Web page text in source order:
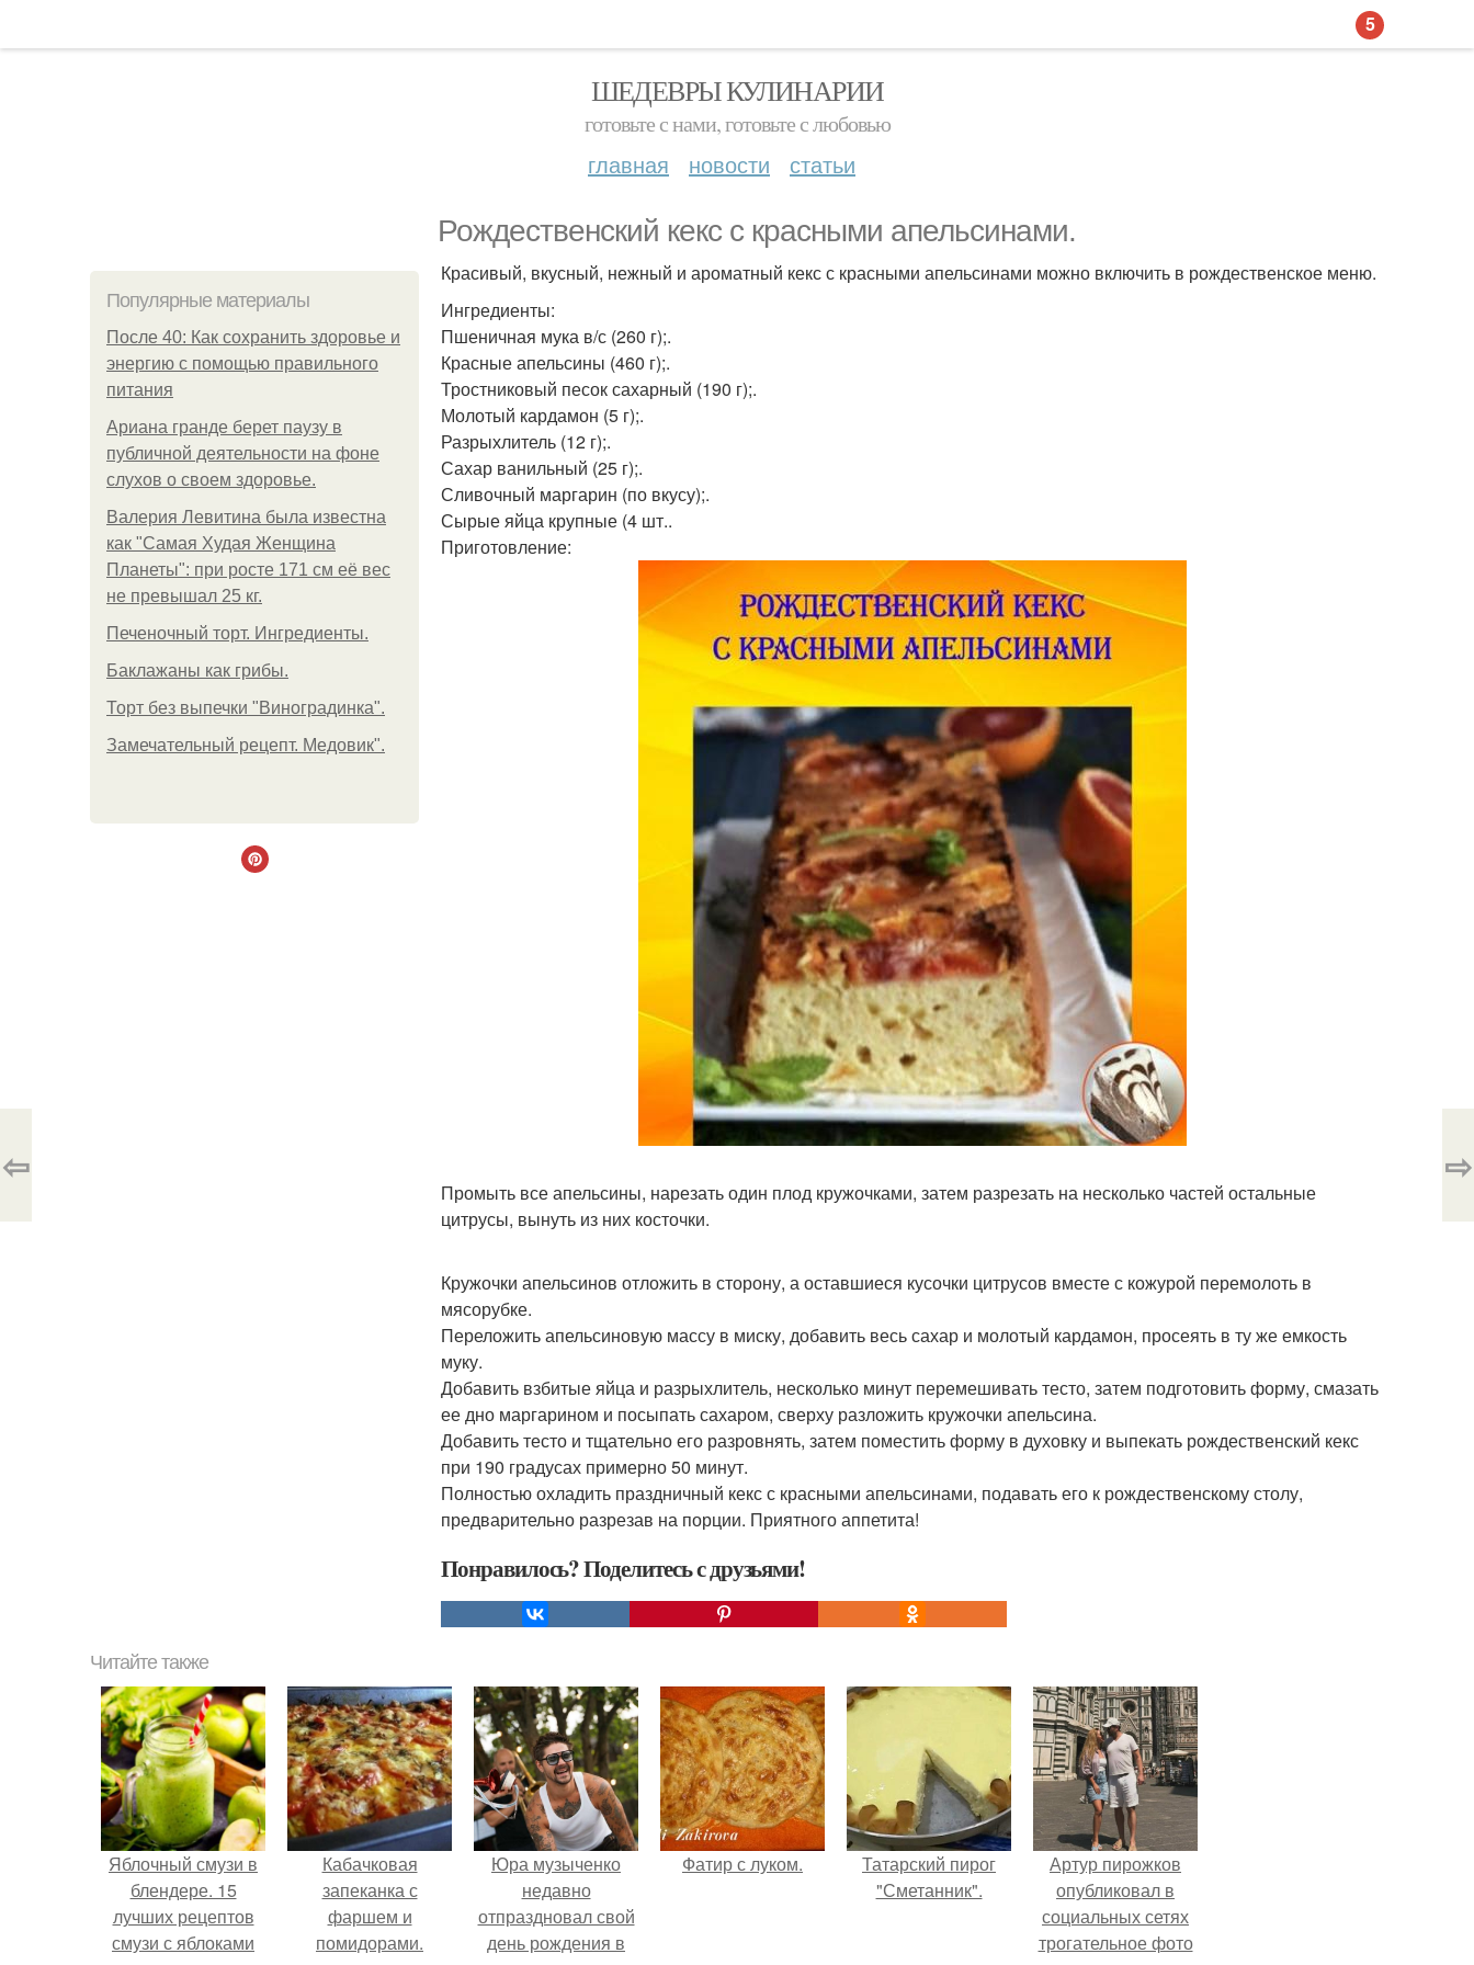
ШЕДЕВРЫ КУЛИНАРИИ
готовьте с нами, готовьте с любовью
главная новости статьи
Рождественский кекс с красными апельсинами.
Популярные материалы
После 40: Как сохранить здоровье и
энергию с помощью правильного
питания
Ариана гранде берет паузу в
публичной деятельности на фоне
слухов о своем здоровье.
Валерия Левитина была известна
как "Самая Худая Женщина
Планеты": при росте 171 см её вес
не превышал 25 кг.
Печеночный торт. Ингредиенты.
Баклажаны как грибы.
Торт без выпечки "Виноградинка".
Замечательный рецепт. Медовик".
Красивый, вкусный, нежный и ароматный кекс с красными апельсинами можно включить в рождественское меню.
Ингредиенты:
Пшеничная мука в/с (260 г);.
Красные апельсины (460 г);.
Тростниковый песок сахарный (190 г);.
Молотый кардамон (5 г);.
Разрыхлитель (12 г);.
Сахар ванильный (25 г);.
Сливочный маргарин (по вкусу);.
Сырые яйца крупные (4 шт..
Приготовление:
Промыть все апельсины, нарезать один плод кружочками, затем разрезать на несколько частей остальные
цитрусы, вынуть из них косточки.
Кружочки апельсинов отложить в сторону, а оставшиеся кусочки цитрусов вместе с кожурой перемолоть в
мясорубке.
Переложить апельсиновую массу в миску, добавить весь сахар и молотый кардамон, просеять в ту же емкость
муку.
Добавить взбитые яйца и разрыхлитель, несколько минут перемешивать тесто, затем подготовить форму, смазать
ее дно маргарином и посыпать сахаром, сверху разложить кружочки апельсина.
Добавить тесто и тщательно его разровнять, затем поместить форму в духовку и выпекать рождественский кекс
при 190 градусах примерно 50 минут.
Полностью охладить праздничный кекс с красными апельсинами, подавать его к рождественскому столу,
предварительно разрезав на порции. Приятного аппетита!
Понравилось? Поделитесь с друзьями!
⇦ ⇨
Читайте также
Яблочный смузи в
блендере. 15
лучших рецептов
смузи с яблоками
Кабачковая
запеканка с
фаршем и
помидорами.
Юра музыченко
недавно
отпраздновал свой
день рождения в
Фатир с луком.
Татарский пирог
"Сметанник".
Артур пирожков
опубликовал в
социальных сетях
трогательное фото
5